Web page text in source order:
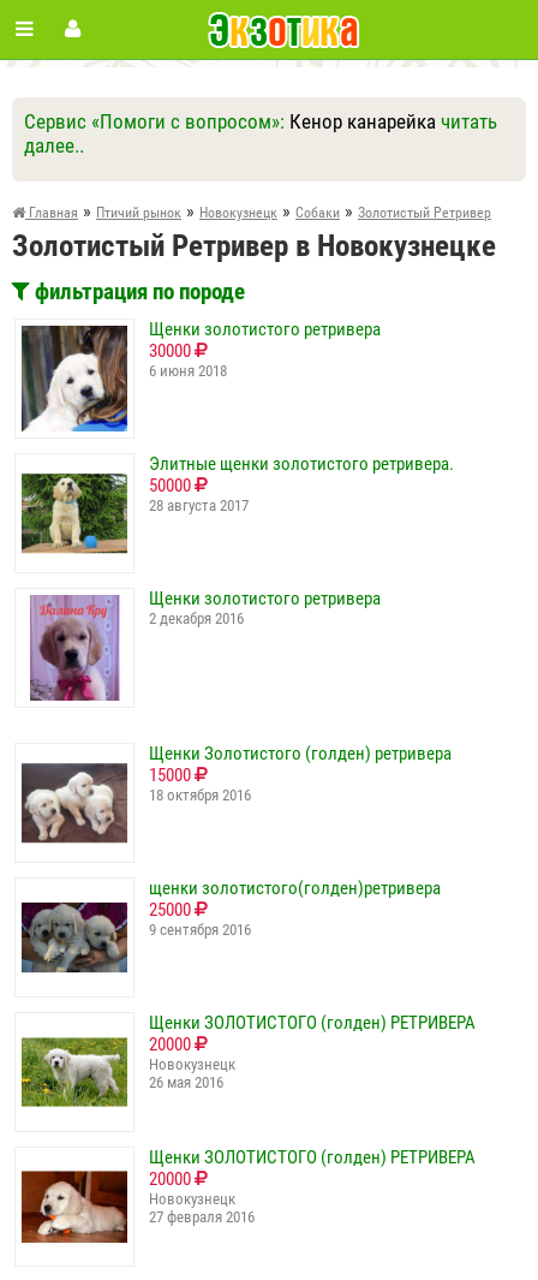
Сервис «Помоги с вопросом»: Кенор канарейка читать
далее..
Ответить Другие вопросы
Задать вопрос
Главная » Птичий рынок » Новокузнецк » Собаки » Золотистый Ретривер
Золотистый Ретривер в Новокузнецке
фильтрация по породе
Щенки золотистого ретривера
30000
6 июня 2018
Элитные щенки золотистого ретривера.
50000
28 августа 2017
Щенки золотистого ретривера
2 декабря 2016
Щенки Золотистого (голден) ретривера
15000
18 октября 2016
щенки золотистого(голден)ретривера
25000
9 сентября 2016
Щенки ЗОЛОТИСТОГО (голден) РЕТРИВЕРА
20000
Новокузнецк
26 мая 2016
Щенки ЗОЛОТИСТОГО (голден) РЕТРИВЕРА
20000
Новокузнецк
27 февраля 2016